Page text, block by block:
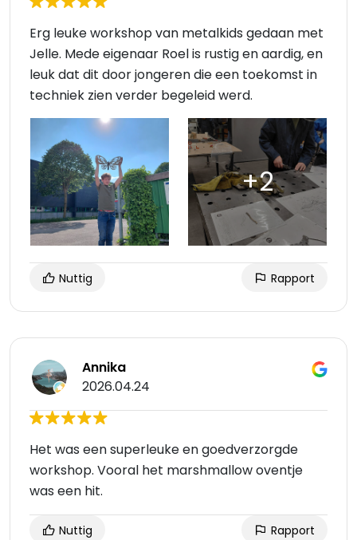
Erg leuke workshop van metalkids gedaan met
Jelle. Mede eigenaar Roel is rustig en aardig, en
leuk dat dit door jongeren die een toekomst in
techniek zien verder begeleid werd.
Nuttig Rapport
Annika
2026.04.24
Het was een superleuke en goedverzorgde
workshop. Vooral het marshmallow oventje
was een hit.
Nuttig Rapport